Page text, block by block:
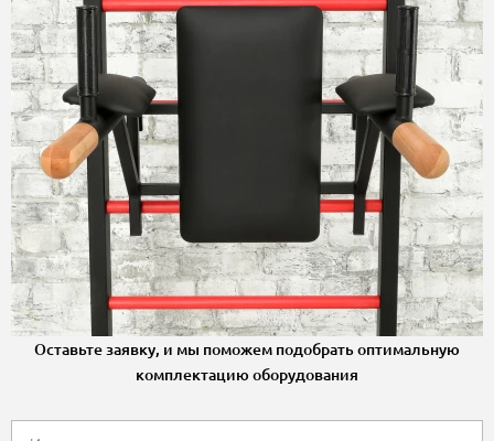
Оставьте заявку, и мы поможем подобрать оптимальную
комплектацию оборудования